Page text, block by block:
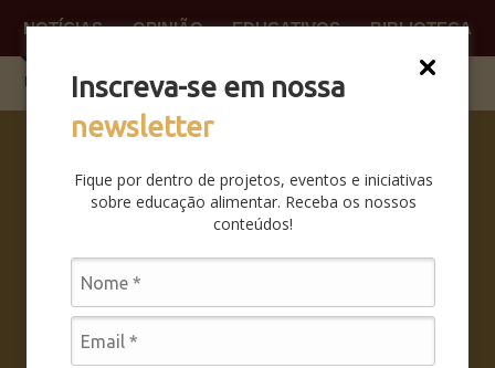
Inscreva-se em nossa
newsletter
Fique por dentro de projetos, eventos e iniciativas
sobre educação alimentar. Receba os nossos
conteúdos!
NOTÍCIAS OPINIÃO EDUCATIVOS BIBLIOTECA
SABERES
DA BOCA
PRA BOCA:
COMO FOI
SEMINÁRIO
LEIA MAIS